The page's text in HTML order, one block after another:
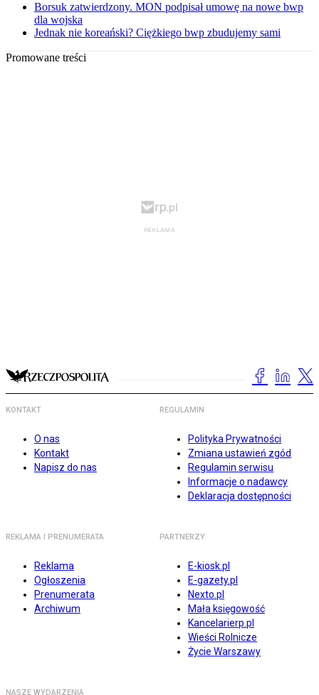
Borsuk zatwierdzony. MON podpisał umowę na nowe bwp
dla wojska
Jednak nie koreański? Ciężkiego bwp zbudujemy sami
Promowane treści
KONTAKT
O nas
Kontakt
Napisz do nas
REGULAMIN
Polityka Prywatności
Zmiana ustawień zgód
Regulamin serwisu
Informacje o nadawcy
Deklaracja dostępności
REKLAMA I PRENUMERATA
Reklama
Ogłoszenia
Prenumerata
Archiwum
PARTNERZY
E-kiosk.pl
E-gazety.pl
Nexto.pl
Mała księgowość
Kancelarierp.pl
Wieści Rolnicze
Życie Warszawy
NASZE WYDARZENIA